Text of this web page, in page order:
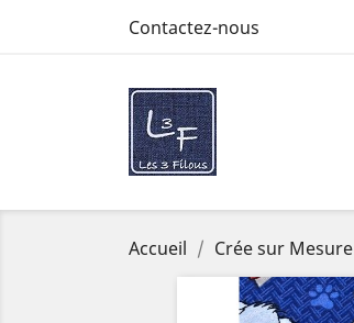
Contactez-nous
Accueil Crée sur Mesure